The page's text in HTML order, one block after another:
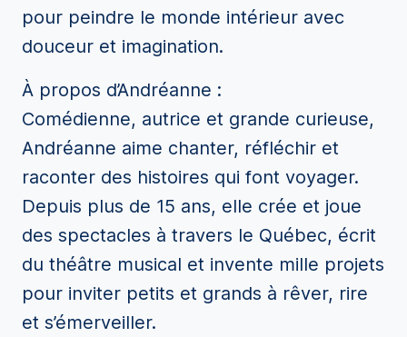
pour peindre le monde intérieur avec
douceur et imagination.
À propos d’Andréanne :
Comédienne, autrice et grande curieuse,
Andréanne aime chanter, réfléchir et
raconter des histoires qui font voyager.
Depuis plus de 15 ans, elle crée et joue
des spectacles à travers le Québec, écrit
du théâtre musical et invente mille projets
pour inviter petits et grands à rêver, rire
et s’émerveiller.